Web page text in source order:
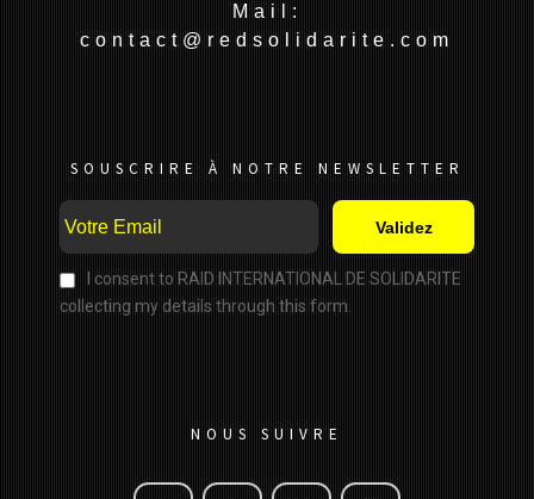
Mail:
contact@redsolidarite.com
SOUSCRIRE À NOTRE NEWSLETTER
Validez
I consent to RAID INTERNATIONAL DE SOLIDARITE
collecting my details through this form.
NOUS SUIVRE